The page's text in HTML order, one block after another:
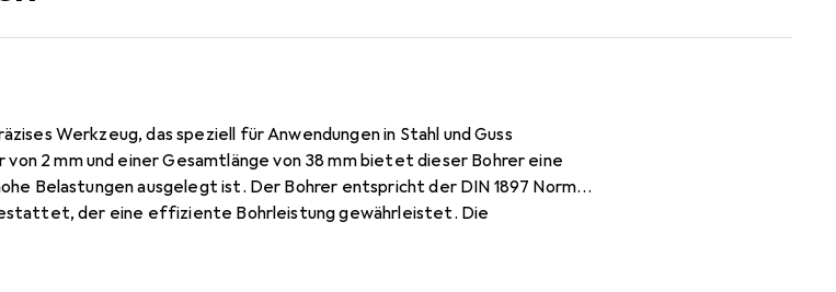
Werkzeug, das speziell für Anwendungen in Stahl und Guss
2 mm und einer Gesamtlänge von 38 mm bietet dieser Bohrer eine
Belastungen ausgelegt ist. Der Bohrer entspricht der DIN 1897 Norm
der eine effiziente Bohrleistung gewährleistet. Die
ist für den Einsatz in Automaten und Handbohrmaschinen optimiert, was